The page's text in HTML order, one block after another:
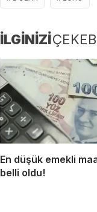
İLGİNİZİ
En düşük emekli
belli oldu!